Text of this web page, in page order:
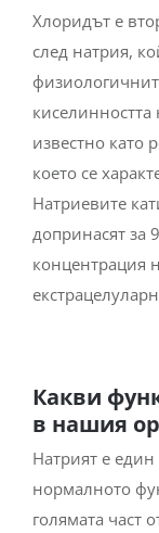
Хлоридът е
след натрия,
известно като
което се
Натриевите
допринасят за
концентрация
Какви
в нашия
Натрият е
нормалното
голямата част